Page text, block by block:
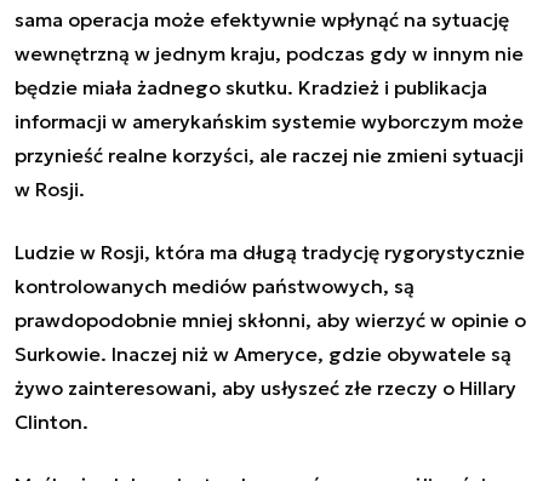
sama operacja może efektywnie wpłynąć na sytuację
wewnętrzną w jednym kraju, podczas gdy w innym nie
będzie miała żadnego skutku. Kradzież i publikacja
informacji w amerykańskim systemie wyborczym może
przynieść realne korzyści, ale raczej nie zmieni sytuacji
w Rosji.
Ludzie w Rosji, która ma długą tradycję rygorystycznie
kontrolowanych mediów państwowych, są
prawdopodobnie mniej skłonni, aby wierzyć w opinie o
Surkowie. Inaczej niż w Ameryce, gdzie obywatele są
żywo zainteresowani, aby usłyszeć złe rzeczy o Hillary
Clinton.